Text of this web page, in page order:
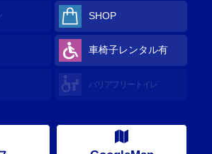
SHOP
車椅子レンタル有
バリアフリートイレ